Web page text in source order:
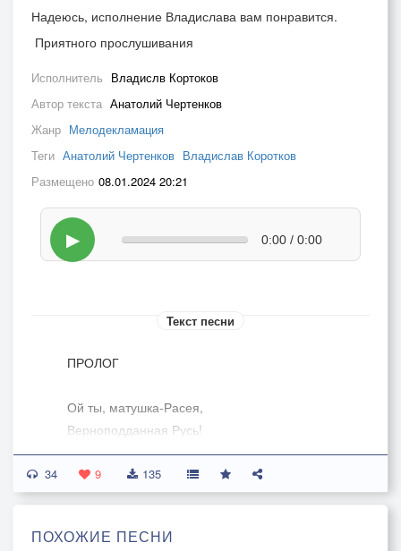
Надеюсь, исполнение Владислава вам понравится.
Приятного прослушивания
Исполнитель Владислв Кортоков
Автор текста Анатолий Чертенков
Жанр Мелодекламация
Теги Анатолий Чертенков Владислав Коротков
Размещено 08.01.2024 20:21
▶ 0:00 / 0:00
Текст песни
ПРОЛОГ
Ой ты, матушка-Расея,
Верноподданная Русь!
Жили-были два злодея:
Гад Кондрат и гад Петрусь.
Гад Петрусь имел наган.
34 9 135
ПОХОЖИЕ ПЕСНИ